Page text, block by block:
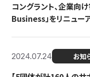
コングラント、企業向
Business」をリニュー
2024.07.24 お知